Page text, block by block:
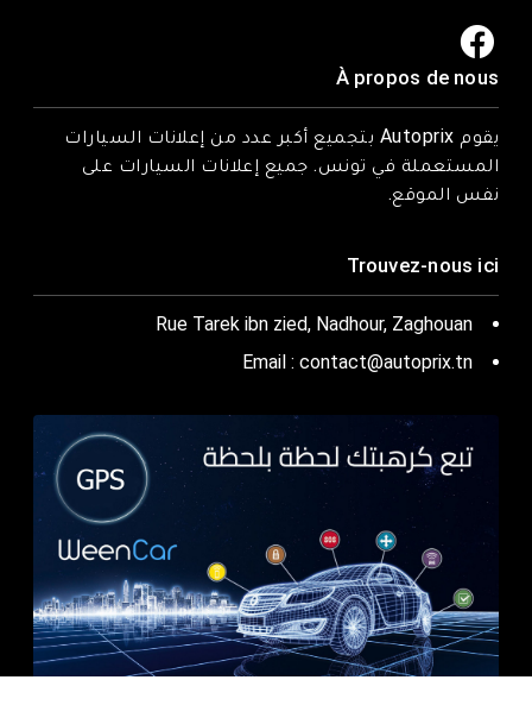
À propos de nous
يقوم Autoprix بتجميع أكبر عدد من إعلانات السيارات
المستعملة في تونس. جميع إعلانات السيارات على
نفس الموقع.
Trouvez-nous ici
Rue Tarek ibn zied, Nadhour, Zaghouan
Email : contact@autoprix.tn